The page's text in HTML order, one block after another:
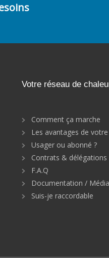
Votre réseau de
Comment ça marche
Les avantages de
Usager ou abonné ?
Contrats & délégations
F.A.Q
Documentation /
Suis-je raccordable